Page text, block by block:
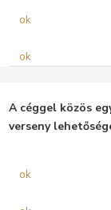
ok
ok
A céggel közös
verseny
ok